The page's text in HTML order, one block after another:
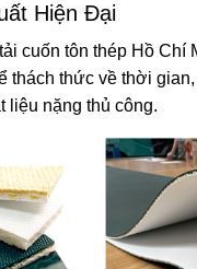
Hiện Đại
cuốn tôn thép Hồ Chí
thách thức về thời
liệu nặng thủ công.